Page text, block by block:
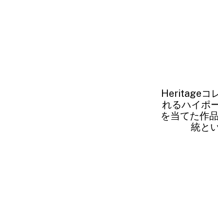
Heritageコ
れるハイポ
を当てた作
統と